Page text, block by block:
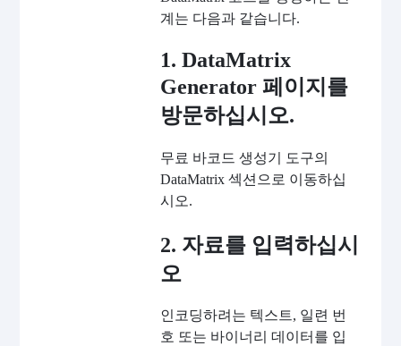
계는 다음과 같습니다.
1. DataMatrix
Generator 페이지를
방문하십시오.
무료 바코드 생성기 도구의
DataMatrix 섹션으로 이동하십
시오.
2. 자료를 입력하십시
오
인코딩하려는 텍스트, 일련 번
호 또는 바이너리 데이터를 입